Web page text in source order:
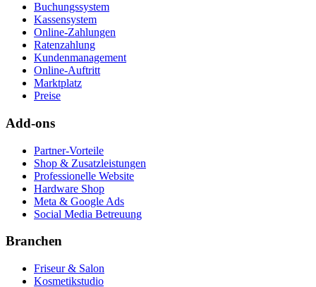
Buchungssystem
Kassensystem
Online-Zahlungen
Ratenzahlung
Kundenmanagement
Online-Auftritt
Marktplatz
Preise
Add-ons
Partner-Vorteile
Shop & Zusatzleistungen
Professionelle Website
Hardware Shop
Meta & Google Ads
Social Media Betreuung
Branchen
Friseur & Salon
Kosmetikstudio